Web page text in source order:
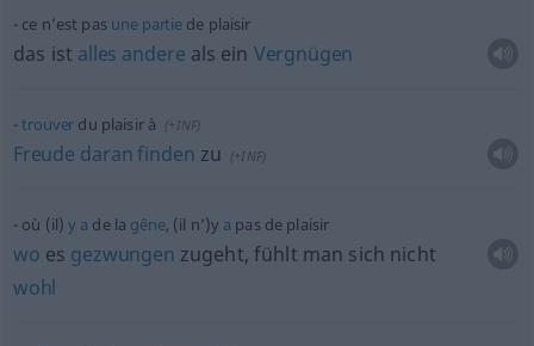
ce n’est pas une partie de plaisir
das ist alles andere als ein Vergnügen
trouver du plaisir à (+INF)
Freude daran finden zu (+INF)
où (il)y a de la gêne, (il n’)y a pas de plaisir
wo es gezwungen zugeht, fühlt man sich nicht
wohl